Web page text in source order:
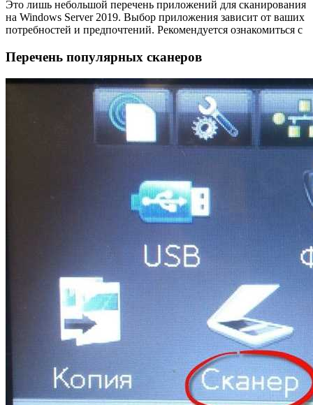
Это лишь небольшой перечень приложений для сканирования
на Windows Server 2019. Выбор приложения зависит от ваших
потребностей и предпочтений. Рекомендуется ознакомиться с
Перечень популярных сканеров